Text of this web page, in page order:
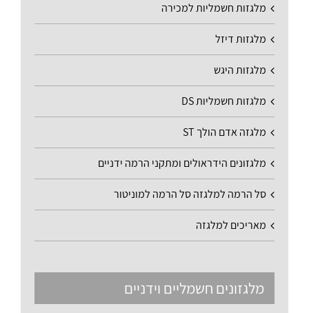
מלגזות חשמליות למכירה
מלגזות דיזל
מלגזות היגש
מלגזות חשמליות DS
מלגזה אדם הולך ST
מלגזונים הידראולים ומתקני הרמה ידניים
סל הרמה למלגזה סל הרמה למוניטור
מאריכים למלגזה
מלגזונים חשמליים וידניים